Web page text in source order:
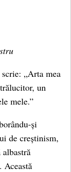
„Arta mea
un
mele.”
și
de creștinism,
Această